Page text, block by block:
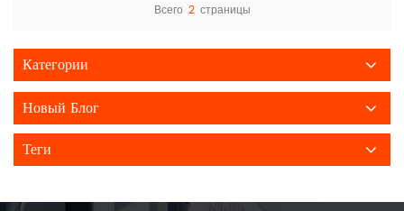
Всего 2 страницы
Категории
Новый Блог
Теги